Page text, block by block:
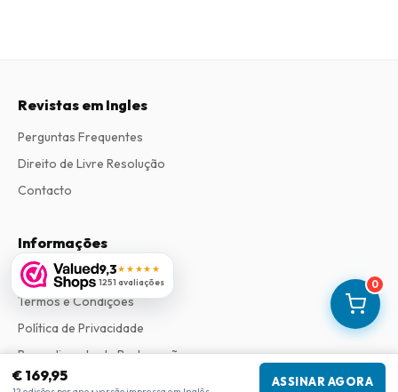
0
€ 169,95 ASSINAR AGORA
9,3★★★★★
1251 avaliações
Revistas em Ingles
Perguntas Frequentes
Direito de Livre Resolução
Contacto
Informações
Sobre Nós
Termos e Condições
Política de Privacidade
Procedimento de Reclamações